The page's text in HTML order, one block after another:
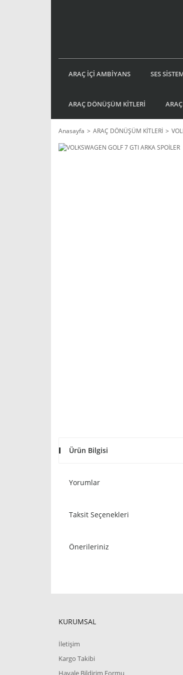
ARAÇ İÇİ AMBİYANS SES
ARAÇ DÖNÜŞÜM KİTLERİ
Anasayfa ARAÇ DÖNÜŞÜM KİTLERİ
Ürün Bilgisi
Yorumlar
Taksit Seçenekleri
Önerileriniz
KURUMSAL
İletişim
Kargo Takibi
Havale Bildirim Formu